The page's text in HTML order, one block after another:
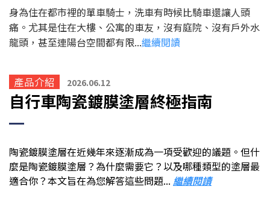
身為住在都市裡的單車騎士，洗車有時候比騎車還讓人頭
痛。尤其是住在大樓、公寓的車友，沒有庭院、沒有戶外水
龍頭，甚至連陽台空間都有限...繼續閱讀
產品介紹 2026.06.12
自行車陶瓷鍍膜塗層終極指南
陶瓷鍍膜塗層在近幾年來逐漸成為一項受歡迎的議題。但什
麼是陶瓷鍍膜塗層？為什麼需要它？以及哪種類型的塗層最
適合你？本文旨在為您解答這些問題... 繼續閱讀